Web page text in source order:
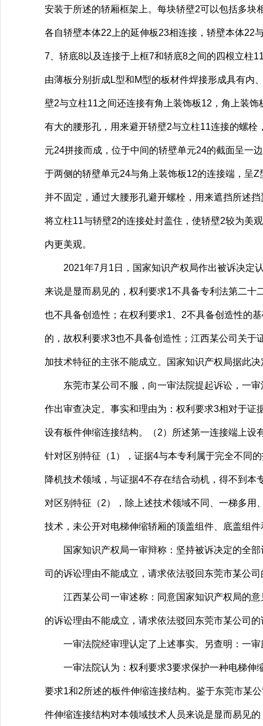
安装于所述的轿厢框架上。每块轿壁2可以包括多
各自轿壁本体22上的延伸板23相连接，轿壁本体22
7、轿底8以及连接于上框7和轿底8之间的四根立柱
由薄板分别折成L型和M型的板材件焊接形成具有内
壁2与立柱11之间还连接有角上装饰板12，角上装
有大的腰形孔，用来避开轿壁2与立柱11连接的螺
元24拼接而成，位于中间的轿壁单元24的截面呈一
于两侧的轿壁单元24与角上装饰板12的连接端，呈
并不固定，通过大腰形孔避开螺栓，用来遮挡所述
将立柱11与轿壁2的连接处封盖住，使轿壁2较为美
内更美观。
2021年7月1日，国家知识产权局作出被诉决定认
来说是显而易见的，权利要求1不具备专利法第二
也不具备创造性；在权利要求1、2不具备创造性的
的，故权利要求3也不具备创造性；江西某公司关
加技术特征的主张不能成立。国家知识产权局据此
东莞市某公司不服，向一审法院提起诉讼，一审
作出审查决定。事实和理由为：权利要求3相对于
设有板件伸缩连接结构。（2）所述第一连接端上
针对区别特征（1），证据4与本专利属于完全不同
降机技术领域，与证据4不存在结合动机，得不到
对区别特征（2），除上述技术领域不同、一梯多
技术，未公开对电梯伸缩轿厢的顶盖组件、底盖组
国家知识产权局一审辩称：坚持被诉决定的全部
司的诉讼理由不能成立，请求依法驳回东莞市某公
江西某公司一审述称：同意国家知识产权局的意
的诉讼理由不能成立，请求依法驳回东莞市某公司
一审法院经审理认定了上述事实。另查明：一审
一审法院认为：权利要求3要求保护一种电梯伸
要求1和2所述的板件伸缩连接结构。鉴于东莞市某
件伸缩连接结构对本领域技术人员来说是显而易见